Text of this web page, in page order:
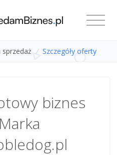
sprzedaż / Szczegóły oferty
biznes